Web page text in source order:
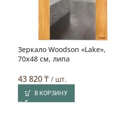
Зеркало Woodson «Lake»,
70х48 см, липа
43 820₸ / шт.
В КОРЗИНУ